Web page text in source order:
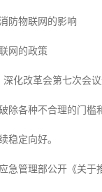
防物联网的影响
网的政策
深化改革会第七次会
除各种不合理的门槛
稳定向好。
急管理部公开《关